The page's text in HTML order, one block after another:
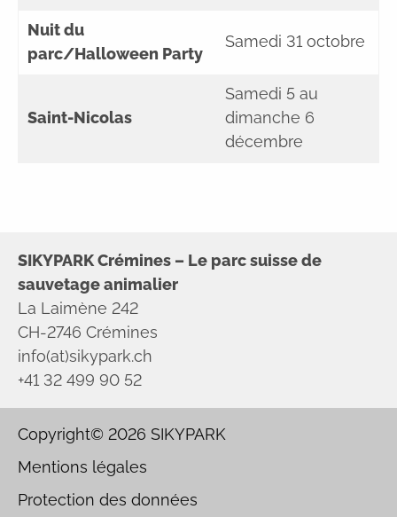
Nuit du
parc/Halloween Party
Samedi 31 octobre
Saint-Nicolas
Samedi 5 au
dimanche 6
décembre
SIKYPARK Crémines – Le parc suisse de
sauvetage animalier
La Laimène 242
CH-2746 Crémines
info(at)sikypark.ch
+41 32 499 90 52
Copyright© 2026 SIKYPARK
Mentions légales
Protection des données